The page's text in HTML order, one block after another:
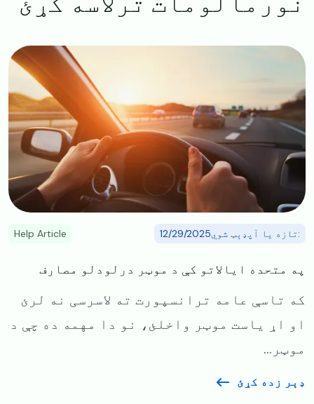
Image
:تازه یا آپډېټ شوي12/29/2025 Help Article
په متحده ایالاتو کې د موټر درلودلو مصارف
که تاسې عامه ترانسپورت ته لاسرسی نه لرئ
او اړ یاست موټر واخلئ، نو دا مهمه ده چې د
موټر...
ډېر زده کړئ